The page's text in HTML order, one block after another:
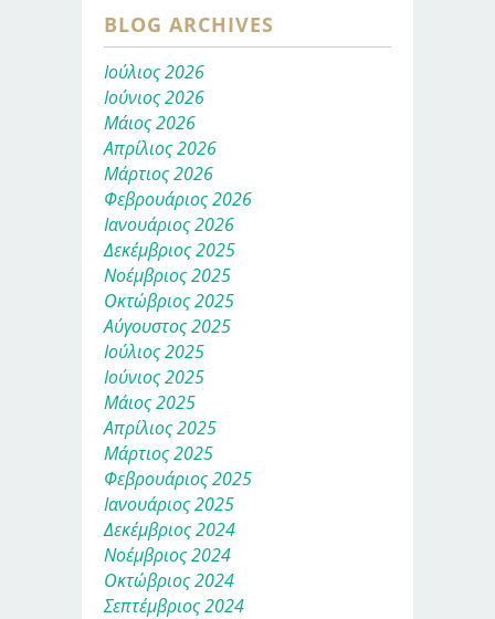
BLOG ARCHIVES
Ιούλιος 2026
Ιούνιος 2026
Μάιος 2026
Απρίλιος 2026
Μάρτιος 2026
Φεβρουάριος 2026
Ιανουάριος 2026
Δεκέμβριος 2025
Νοέμβριος 2025
Οκτώβριος 2025
Αύγουστος 2025
Ιούλιος 2025
Ιούνιος 2025
Μάιος 2025
Απρίλιος 2025
Μάρτιος 2025
Φεβρουάριος 2025
Ιανουάριος 2025
Δεκέμβριος 2024
Νοέμβριος 2024
Οκτώβριος 2024
Σεπτέμβριος 2024